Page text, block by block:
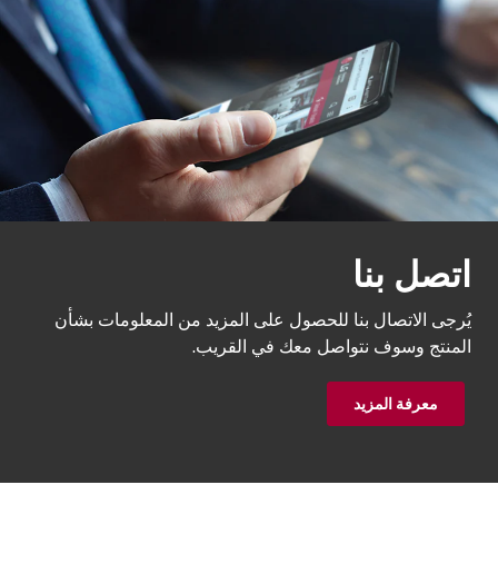
اتصل بنا
يُرجى الاتصال بنا للحصول على المزيد من المعلومات بشأن
المنتج وسوف نتواصل معك في القريب.
معرفة المزيد